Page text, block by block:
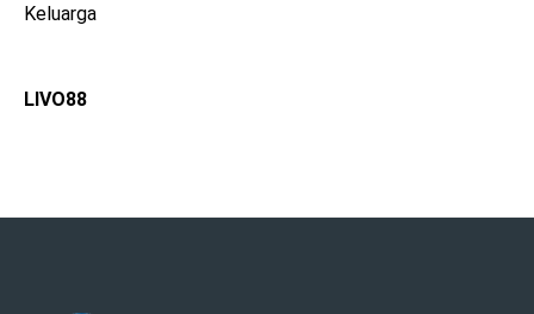
Keluarga
LIVO88